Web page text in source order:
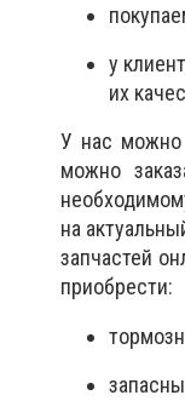
у
их
У нас можно
можно
на
запчастей
приобрести: